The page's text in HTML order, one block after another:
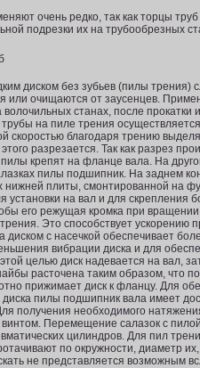
очень редко, так как торцы
подрезки их на трубообрезных
диском без зубьев (пилы трения)
очищаются от заусенцев.
станах, после
на пиле трения
скоростью благодаря трению
разрезается. Так как разрез
крепят на фланце вала. На
пилы подшипник. На заднем
плиты, смонтированной на
установки на вал и для
его режущая кромка при вращении
Это способствует ускорению
диском с насечкой обеспечивает
вибрации диска и для
целью диск надевается на вал,
расточена таким образом, что
прижимает диск к фланцу. Для
пилы подшипник вала имеет
получения необходимого
Перемещение салазок с
цилиндров. Для пил
по окружности, диаметр
не представляется возможным